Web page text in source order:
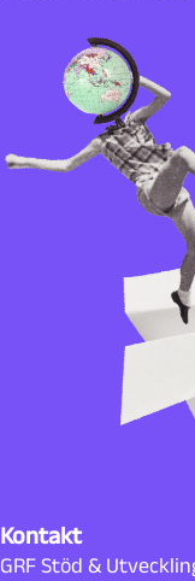
Kontakt
GRF Stöd &